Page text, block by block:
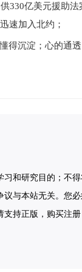
330亿美元援助
速加入北约；
沉淀；心的通
和研究目的；不
与本站无关。您
持正版，购买注